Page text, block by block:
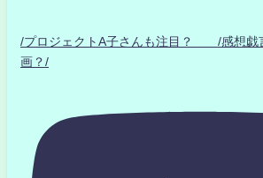
/プロジェクトA子さんも注目？ /感想戯
画？/